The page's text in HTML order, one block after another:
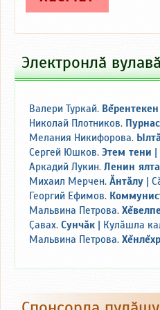
Электронлӑ
Валери Туркай. Вĕрентекен
Николай Плотников.
Мелания Никифорова.
Сергей Юшков. Этем тени |
Аркадий Лукин. Ленин ялта
Михаил Мерчен. Ăнтăлу |
Георгий Ефимов.
Мальвина Петрова.
Ҫавах. Сунчăк | Кулăшла
Мальвина Петрова.